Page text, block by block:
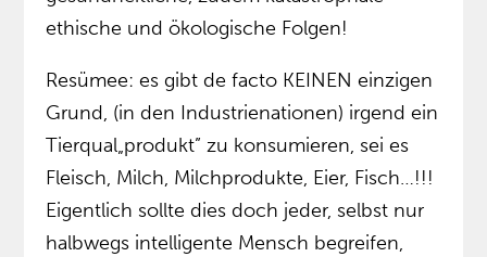
ethische und ökologische Folgen!
Resümee: es gibt de facto KEINEN einzigen
Grund, (in den Industrienationen) irgend ein
Tierqual„produkt” zu konsumieren, sei es
Fleisch, Milch, Milchprodukte, Eier, Fisch…!!!
Eigentlich sollte dies doch jeder, selbst nur
halbwegs intelligente Mensch begreifen,